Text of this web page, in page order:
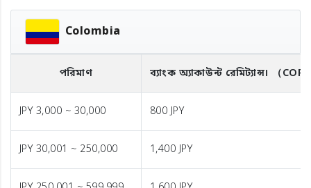
Colombia
পরিমাণ ব্যাংক অ্যাকাউন্ট রেমিট্যান্স। （COP
JPY 3,000 ~ 30,000 800 JPY
JPY 30,001 ~ 250,000 1,400 JPY